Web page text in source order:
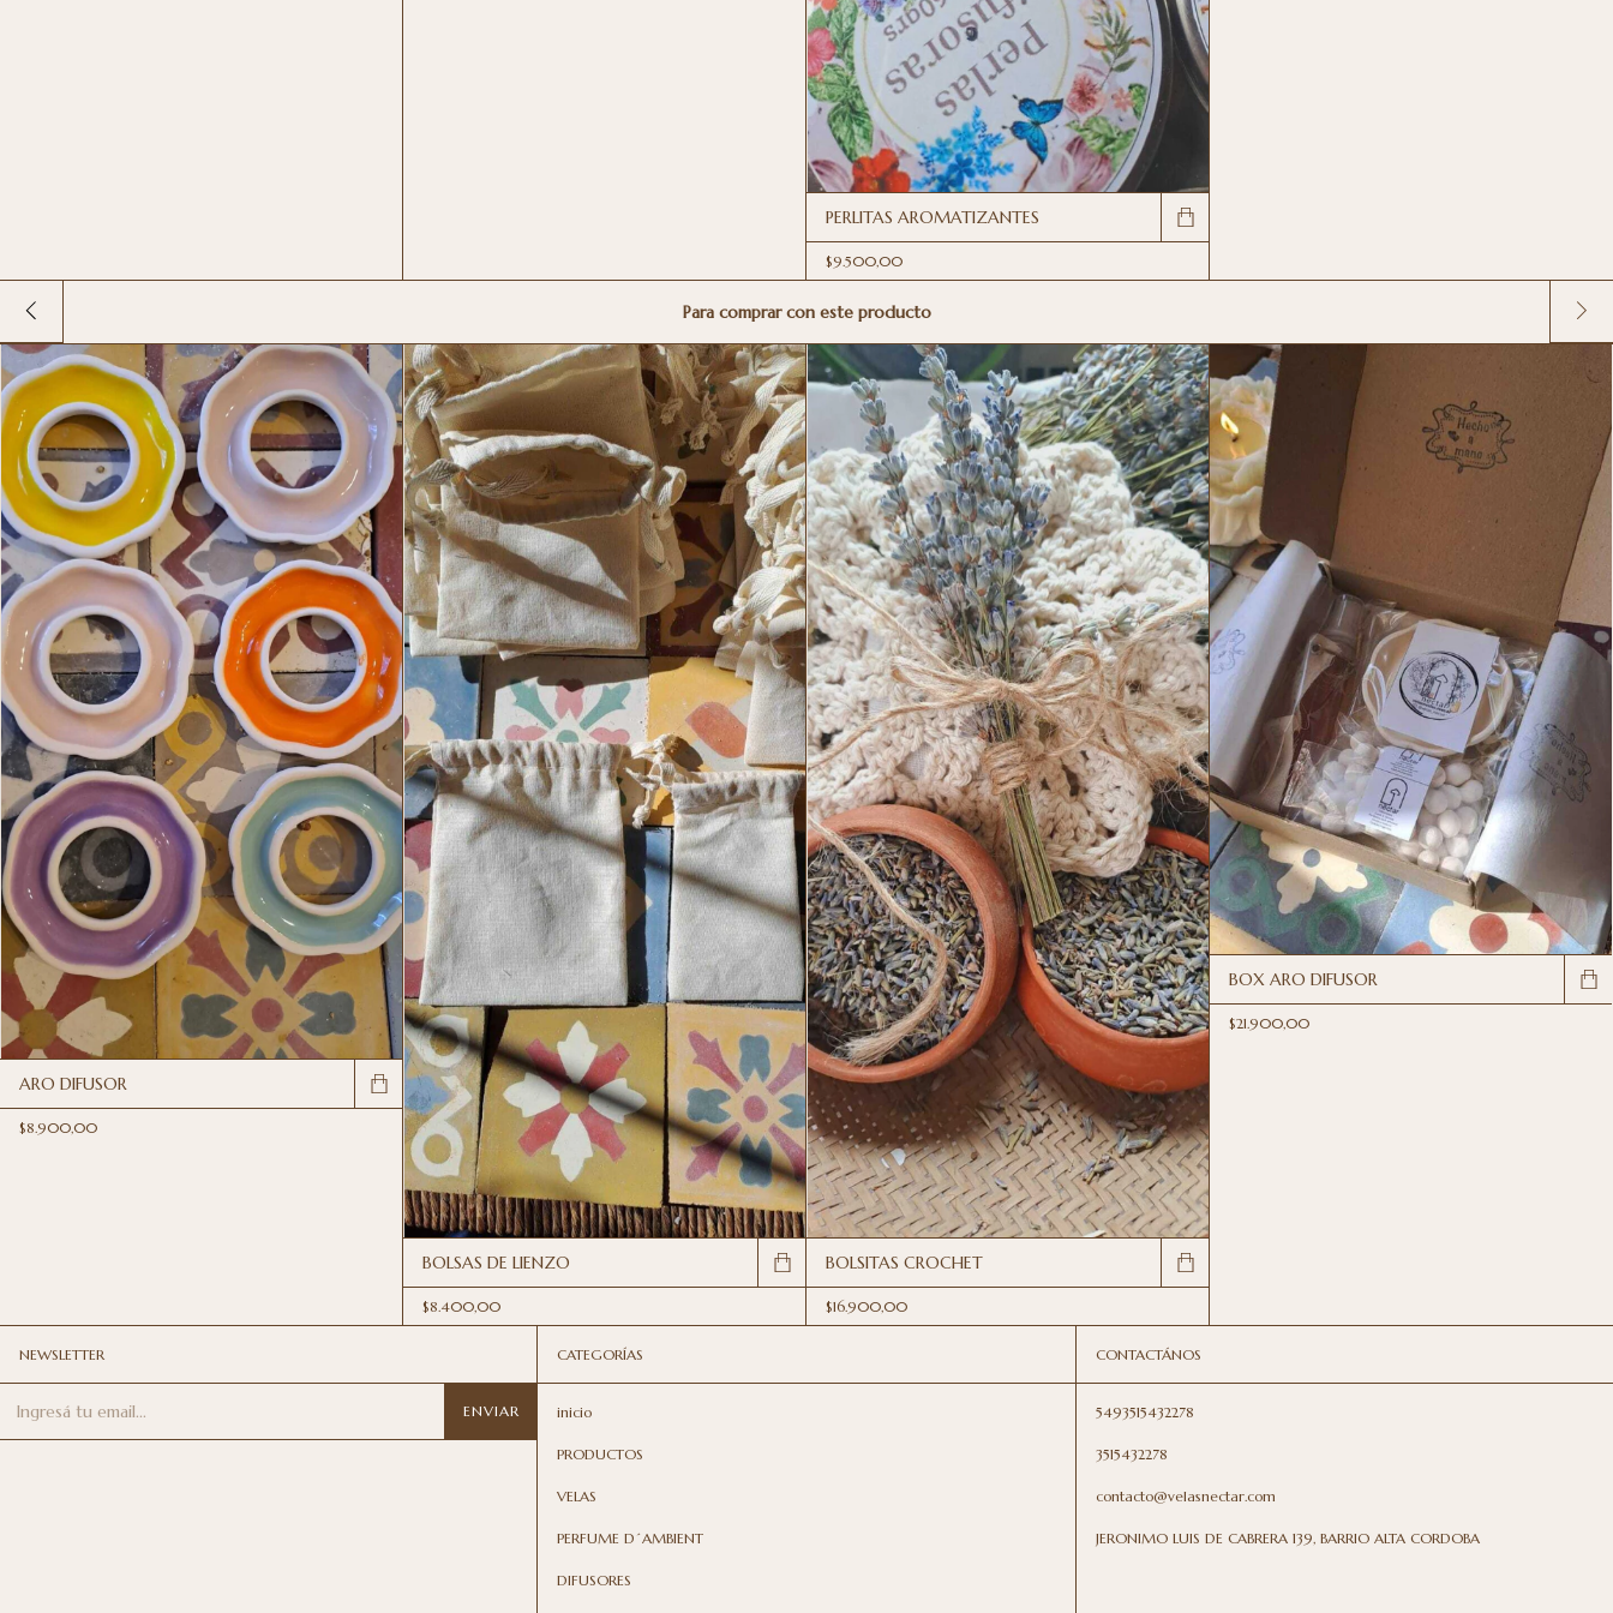
PERLITAS AROMATIZANTES
$9.500,00
Para comprar con este producto
ARO DIFUSOR
$8.900,00
BOLSAS DE LIENZO
$8.400,00
BOLSITAS CROCHET
$16.900,00
BOX ARO DIFUSOR
$21.900,00
NEWSLETTER CATEGORÍAS
inicio
PRODUCTOS
VELAS
PERFUME D´AMBIENT
DIFUSORES
CONTACTÁNOS
5493515432278
3515432278
contacto@velasnectar.com
JERONIMO LUIS DE CABRERA 139, BARRIO ALTA CORDOBA